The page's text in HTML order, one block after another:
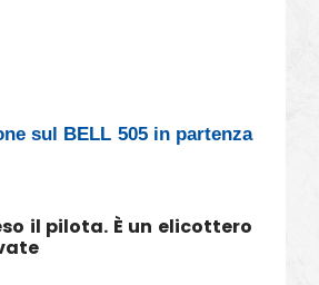
sul BELL 505 in partenza
il pilota. È un elicottero